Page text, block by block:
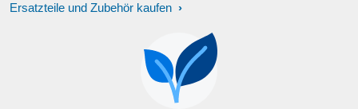
Ersatzteile und Zubehör kaufen